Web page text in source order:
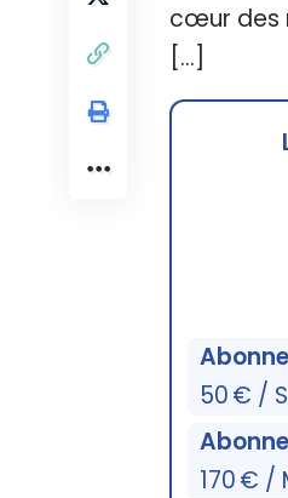
cœur des
[…]
50 € /
170 € /